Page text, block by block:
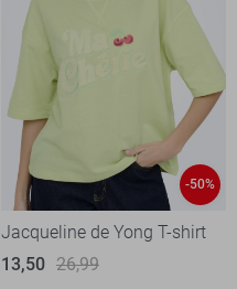
-50%
Jacqueline de Yong T-shirt
13,50 26,99